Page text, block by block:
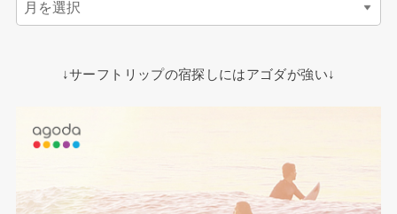
↓サーフトリップの宿探しにはアゴダが強い↓